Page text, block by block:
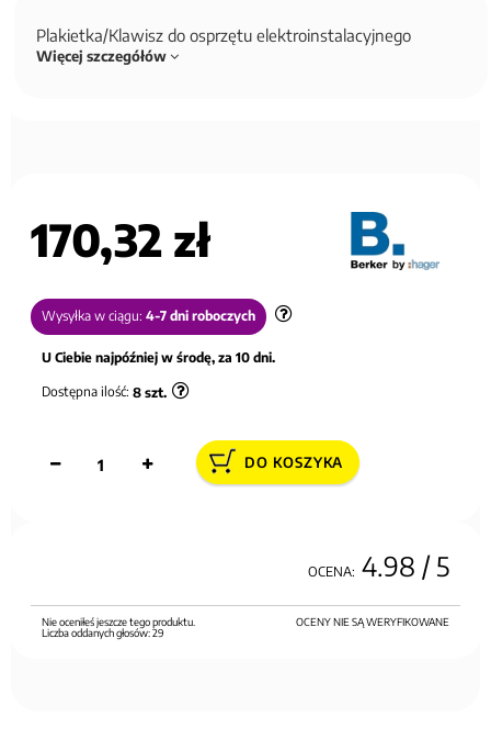
Plakietka/Klawisz do osprzętu elektroinstalacyjnego
Więcej szczegółów
170,32 zł
Wysyłka w ciągu: 4-7 dni roboczych
U Ciebie najpóźniej w środę, za 10 dni.
Dostępna ilość: 8 szt.
DO KOSZYKA
OCENA: 4.98 / 5
OCENY NIE SĄ WERYFIKOWANE
Nie oceniłeś jeszcze tego produktu.
Liczba oddanych głosów:29